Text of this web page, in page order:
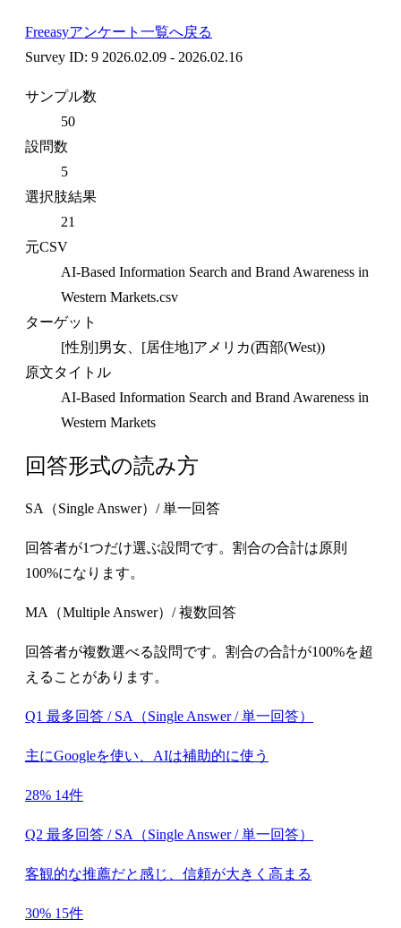
Freeasyアンケート一覧へ戻る
Survey ID: 9 2026.02.09 - 2026.02.16
サンプル数
50
設問数
5
選択肢結果
21
元CSV
AI-Based Information Search and Brand Awareness in
Western Markets.csv
ターゲット
[性別]男女、[居住地]アメリカ(西部(West))
原文タイトル
AI-Based Information Search and Brand Awareness in
Western Markets
回答形式の読み方
SA（Single Answer）/ 単一回答
回答者が1つだけ選ぶ設問です。割合の合計は原則
100%になります。
MA（Multiple Answer）/ 複数回答
回答者が複数選べる設問です。割合の合計が100%を超
えることがあります。
Q1 最多回答 / SA（Single Answer / 単一回答）
主にGoogleを使い、AIは補助的に使う
28% 14件
Q2 最多回答 / SA（Single Answer / 単一回答）
客観的な推薦だと感じ、信頼が大きく高まる
30% 15件